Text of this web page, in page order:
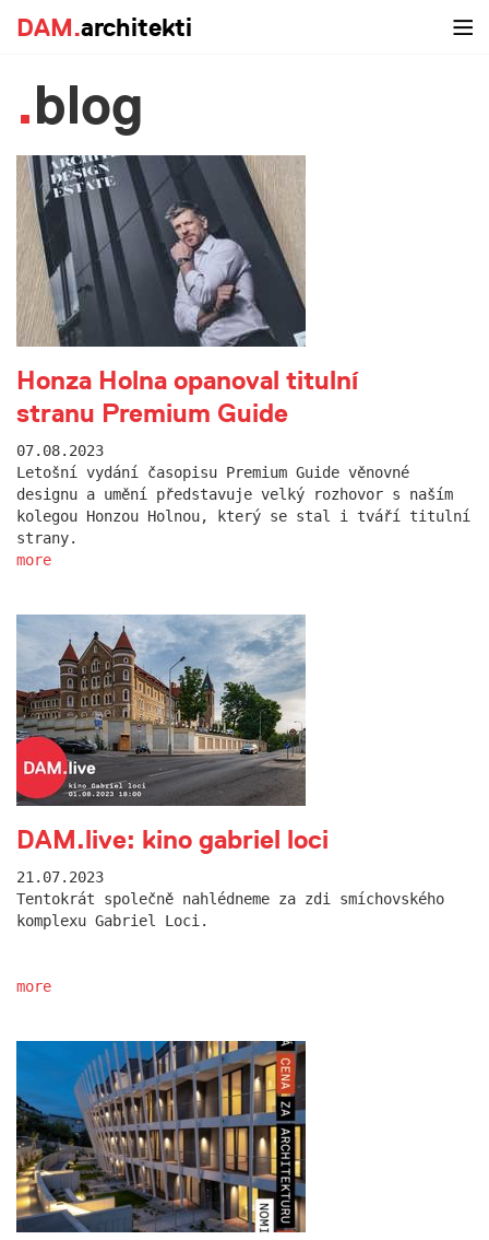
DAM.architekti
blog
Honza Holna opanoval titulní
stranu Premium Guide
07.08.2023
Letošní vydání časopisu Premium Guide věnovné
designu a umění představuje velký rozhovor s naším
kolegou Honzou Holnou, který se stal i tváří titulní
strany.
more
DAM.live: kino gabriel loci
21.07.2023
Tentokrát společně nahlédneme za zdi smíchovského
komplexu Gabriel Loci.
more